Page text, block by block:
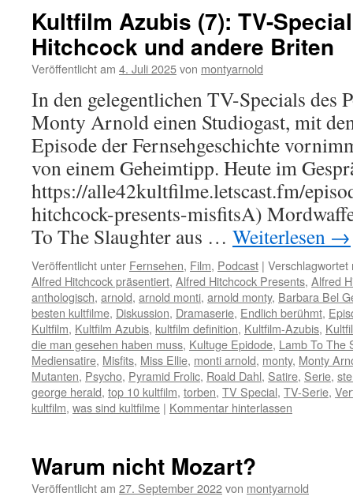
Kultfilm Azubis (7): TV-
Hitchcock und andere Briten
Veröffentlicht am 4. Juli 2025von montyarnold
In den gelegentlichen TV-Specials des
Monty Arnold einen Studiogast, mit
Episode der Fernsehgeschichte
von einem Geheimtipp. Heute im
https://alle42kultfilme.letscast.fm/
hitchcock-presents-misfitsA)
To The Slaughter aus … Weiterlesen →
Veröffentlicht unter Fernsehen, Film, Podcast | Verschlagwortet
Alfred Hitchcock präsentiert, Alfred Hitchcock Presents, Alfred
anthologisch, arnold, arnold monti, arnold monty, Barbara Bel
besten kultfilme, Diskussion, Dramaserie, Endlich berühmt,
Kultfilm, Kultfilm Azubis, kultfilm definition, Kultfilm-Azubis,
die man gesehen haben muss, Kultuge Epidode, Lamb To The
Mediensatire, Misfits, Miss Ellie, monti arnold, monty, Monty
Mutanten, Psycho, Pyramid Frolic, Roald Dahl, Satire, Serie,
george herald, top 10 kultfilm, torben, TV Special, TV-Serie,
kultfilm, was sind kultfilme | Kommentar hinterlassen
Warum nicht Mozart?
Veröffentlicht am 27. September 2022von montyarnold